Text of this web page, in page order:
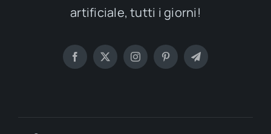
artificiale, tutti i giorni!